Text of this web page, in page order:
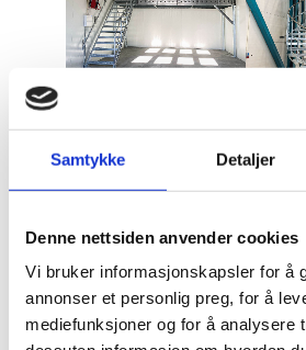
Samtykke Detaljer
Denne nettsiden anvender cookies
Vi bruker informasjonskapsler for å
annonser et personlig preg, for å
mediefunksjoner og for å analysere